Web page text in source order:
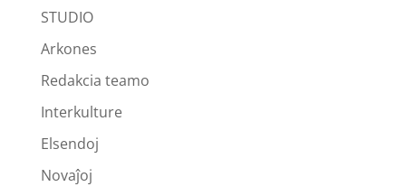
STUDIO
Arkones
Redakcia teamo
Interkulture
Elsendoj
Novaĵoj